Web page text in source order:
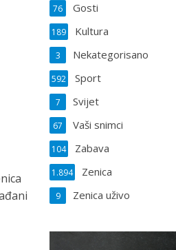
Gosti
76
Kultura
189
Nekategorisano
3
Sport
592
Svijet
7
Vaši snimci
67
Zabava
104
Zenica
1.894
Zenica uživo
9